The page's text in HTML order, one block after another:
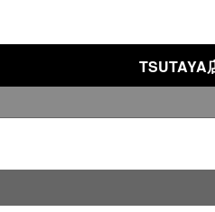
TSUTAYA